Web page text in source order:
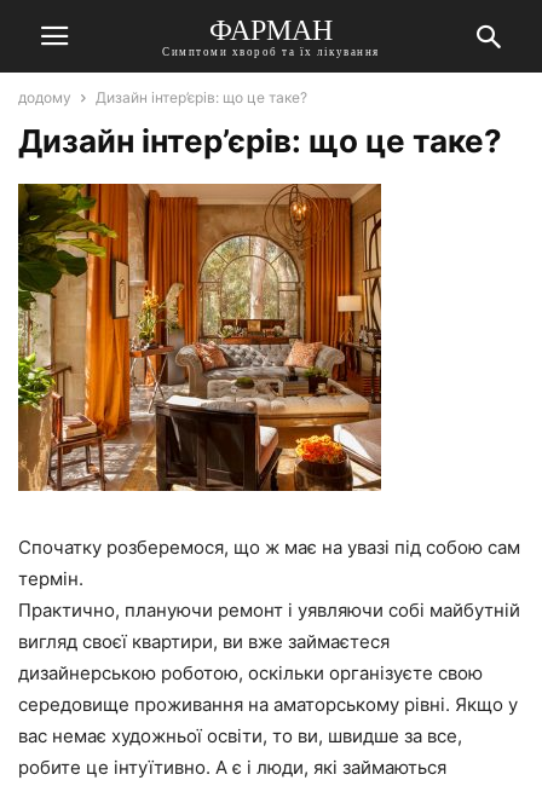
ФАРМАН
Симптоми хвороб та їх лікування
додому Дизайн інтер’єрів: що це таке?
Дизайн інтер’єрів: що це таке?
Спочатку розберемося, що ж має на увазі під собою сам
термін.
Практично, плануючи ремонт і уявляючи собі майбутній
вигляд своєї квартири, ви вже займаєтеся
дизайнерською роботою, оскільки організуєте свою
середовище проживання на аматорському рівні. Якщо у
вас немає художньої освіти, то ви, швидше за все,
робите це інтуїтивно. А є і люди, які займаються